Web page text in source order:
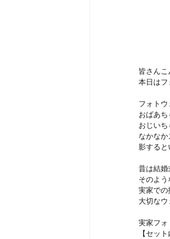
皆さん
本日は
フォト
おばあ
おじい
なかな
影する
昔は結
そのよ
実家での
大切な
実家フォ
【セット